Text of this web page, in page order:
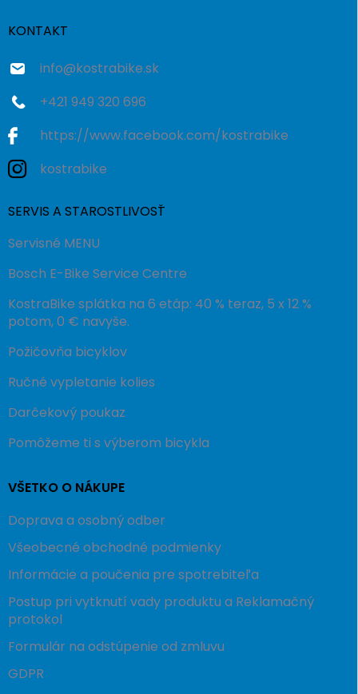
KONTAKT
info@kostrabike.sk
+421 949 320 696
https://www.facebook.com/kostrabike
kostrabike
SERVIS A STAROSTLIVOSŤ
Servisné MENU
Bosch E-Bike Service Centre
KostraBike splátka na 6 etáp: 40 % teraz, 5 x 12 %
potom, 0 € navyše.
Požičovňa bicyklov
Ručné vypletanie kolies
Darčekový poukaz
Pomôžeme ti s výberom bicykla
VŠETKO O NÁKUPE
Doprava a osobný odber
Všeobecné obchodné podmienky
Informácie a poučenia pre spotrebiteľa
Postup pri vytknutí vady produktu a Reklamačný
protokol
Formulár na odstúpenie od zmluvu
GDPR